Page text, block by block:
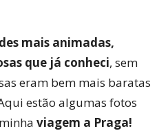
mais animadas,
que já conheci, sem
eram bem mais baratas
estão algumas fotos
viagem a Praga!